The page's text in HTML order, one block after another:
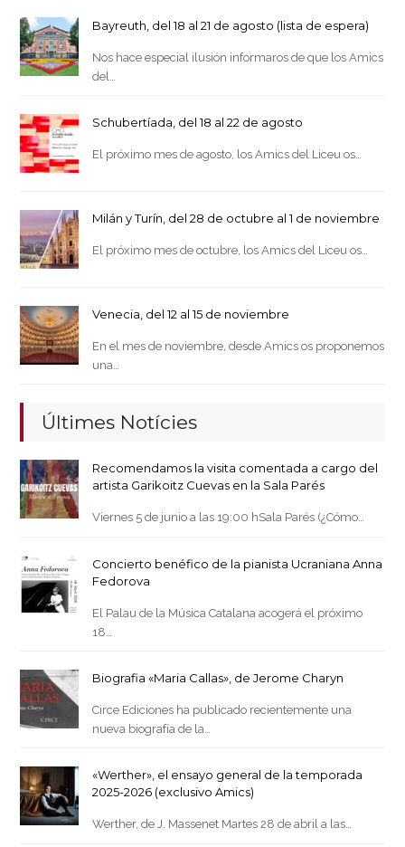
Bayreuth, del 18 al 21 de agosto (lista de espera)
Nos hace especial ilusión informaros de que los Amics
del…
Schubertíada, del 18 al 22 de agosto
El próximo mes de agosto, los Amics del Liceu os…
Milán y Turín, del 28 de octubre al 1 de noviembre
El próximo mes de octubre, los Amics del Liceu os…
Venecia, del 12 al 15 de noviembre
En el mes de noviembre, desde Amics os proponemos
una…
Últimes Notícies
Recomendamos la visita comentada a cargo del
artista Garikoitz Cuevas en la Sala Parés
Viernes 5 de junio a las 19:00 hSala Parés (¿Cómo…
Concierto benéfico de la pianista Ucraniana Anna
Fedorova
El Palau de la Música Catalana acogerá el próximo
18…
Biografia «Maria Callas», de Jerome Charyn
Circe Ediciones ha publicado recientemente una
nueva biografía de la…
«Werther», el ensayo general de la temporada
2025-2026 (exclusivo Amics)
Werther, de J. Massenet Martes 28 de abril a las…